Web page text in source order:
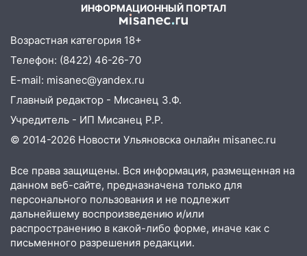
Ульяновская область девятую
неделю подряд удерживает самые
низкие цены на подсолнечное масло
19:33 Коровы-рекордсменки: в
Ульяновской области выросли надои
молока
18:20
В Ульяновской области до конца
года благоустроят 20 родников
17:27 В Ульяновской области 114 детей-
сирот получили жильё с начала года
16:43 Дорожный сезон перевалил за
экватор: в Ульяновской области
обновили половину региональных трасс
ИНФОРМАЦИОННЫЙ ПОРТАЛ
Возрастная категория 18+
Телефон: (8422) 46-26-70
E-mail: misanec@yandex.ru
Главный редактор - Мисанец З.Ф.
Учредитель - ИП Мисанец Р.Р.
© 2014-2026 Новости Ульяновска онлайн misanec.ru
Все права защищены. Вся информация, размещенная на
данном веб-сайте, предназначена только для
персонального пользования и не подлежит
дальнейшему воспроизведению и/или
распространению в какой-либо форме, иначе как с
письменного разрешения редакции.